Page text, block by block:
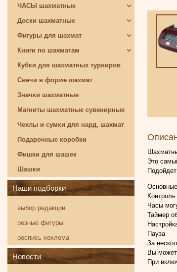
Это
Основные
Часы
Таймер
Пауза
За
Вы
При
ЧАСЫ шахматные
Доски шахматные
Фигуры для шахмат
Книги по шахматам
Кубки для шахматных турниров
Свечи в форме шахмат
Значки шахматные
Магниты шахматные сувенирные
Чехлы и сумки для нард, шахмат
Подарочные коробки
Фишки для шашек
Шашки
Наши подборки
выбор редакции
резные фигуры
роспись хохлома
Новости